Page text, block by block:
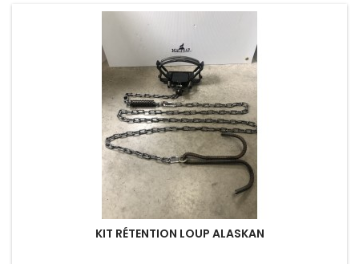
KIT RÉTENTION LOUP ALASKAN